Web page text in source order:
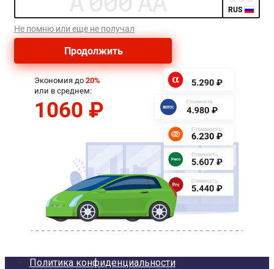
Политика конфиденциальности